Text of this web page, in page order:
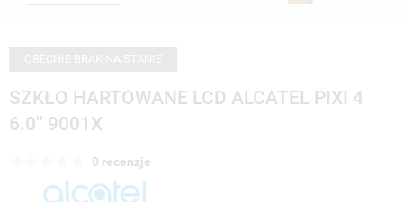
SZKŁO HARTOWANE LCD ALCATEL PIXI 4
6.0'' 9001X
0 recenzje